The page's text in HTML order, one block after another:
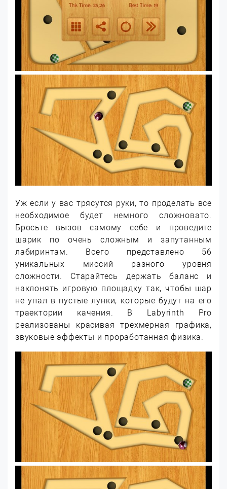
Уж если у вас трясутся руки, то проделать все
необходимое будет немного сложновато.
Бросьте вызов самому себе и проведите
шарик по очень сложным и запутанным
лабиринтам. Всего представлено 56
уникальных миссий разного уровня
сложности. Старайтесь держать баланс и
наклонять игровую площадку так, чтобы шар
не упал в пустые лунки, которые будут на его
траектории качения. В Labyrinth Pro
реализованы красивая трехмерная графика,
звуковые эффекты и проработанная физика.